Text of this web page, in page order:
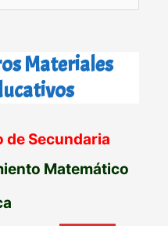
Materiales
de Secundaria
Matemático